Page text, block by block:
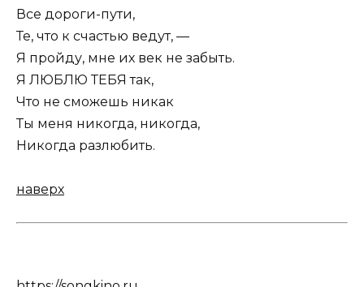
Все дороги-пути,
Те, что к счастью ведут, —
Я пройду, мне их век не забыть.
Я ЛЮБЛЮ ТЕБЯ так,
Что не сможешь никак
Ты меня никогда, никогда,
Никогда разлюбить.
наверх